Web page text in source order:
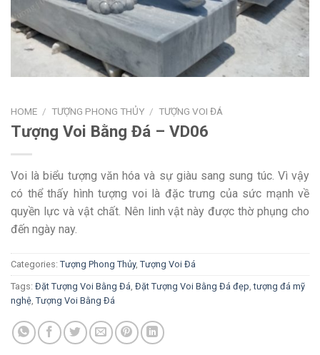
HOME / TƯỢNG PHONG THỦY / TƯỢNG VOI ĐÁ
Tượng Voi Bằng Đá – VD06
Voi là biểu tượng văn hóa và sự giàu sang sung túc. Vì vậy
có thể thấy hình tượng voi là đặc trưng của sức mạnh về
quyền lực và vật chất. Nên linh vật này được thờ phụng cho
đến ngày nay.
Categories: Tượng Phong Thủy, Tượng Voi Đá
Tags: Đặt Tượng Voi Bằng Đá, Đặt Tượng Voi Bằng Đá đẹp,tượng đá mỹ
nghệ, Tượng Voi Bằng Đá